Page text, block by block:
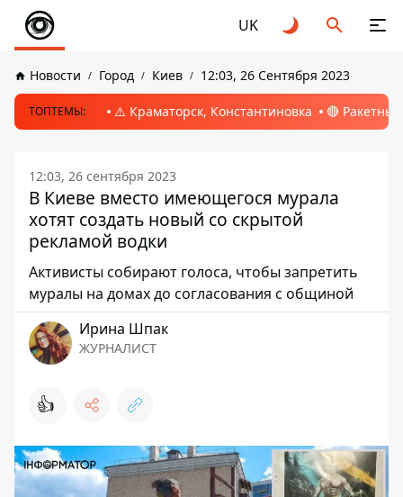
UK
Новости Город Киев 12:03, 26 Сентября 2023
ТОПТЕМЫ: ⚠️ Краматорск, Константиновка 🔴
12:03, 26 сентября 2023
В Киеве вместо имеющегося мурала
хотят создать новый со скрытой
рекламой водки
Активисты собирают голоса, чтобы запретить
муралы на домах до согласования с общиной
Ирина Шпак
ЖУРНАЛИСТ
👍